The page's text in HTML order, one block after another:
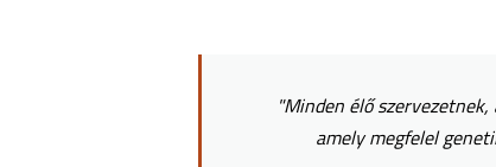
"Minden élő
amely megfelel